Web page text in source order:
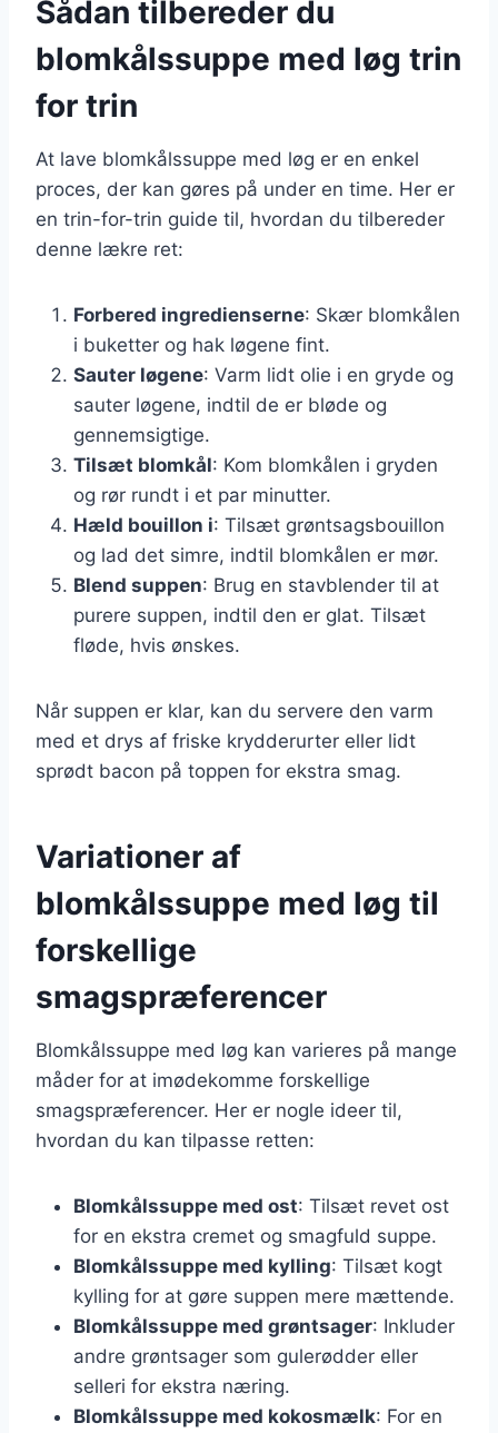
Sådan tilbereder du
blomkålssuppe med løg trin
for trin
At lave blomkålssuppe med løg er en enkel
proces, der kan gøres på under en time. Her er
en trin-for-trin guide til, hvordan du tilbereder
denne lækre ret:
Forbered ingredienserne: Skær blomkålen
i buketter og hak løgene fint.
Sauter løgene: Varm lidt olie i en gryde og
sauter løgene, indtil de er bløde og
gennemsigtige.
Tilsæt blomkål: Kom blomkålen i gryden
og rør rundt i et par minutter.
Hæld bouillon i: Tilsæt grøntsagsbouillon
og lad det simre, indtil blomkålen er mør.
Blend suppen: Brug en stavblender til at
purere suppen, indtil den er glat. Tilsæt
fløde, hvis ønskes.
Når suppen er klar, kan du servere den varm
med et drys af friske krydderurter eller lidt
sprødt bacon på toppen for ekstra smag.
Variationer af
blomkålssuppe med løg til
forskellige
smagspræferencer
Blomkålssuppe med løg kan varieres på mange
måder for at imødekomme forskellige
smagspræferencer. Her er nogle ideer til,
hvordan du kan tilpasse retten:
Blomkålssuppe med ost: Tilsæt revet ost
for en ekstra cremet og smagfuld suppe.
Blomkålssuppe med kylling: Tilsæt kogt
kylling for at gøre suppen mere mættende.
Blomkålssuppe med grøntsager: Inkluder
andre grøntsager som gulerødder eller
selleri for ekstra næring.
Blomkålssuppe med kokosmælk: For en